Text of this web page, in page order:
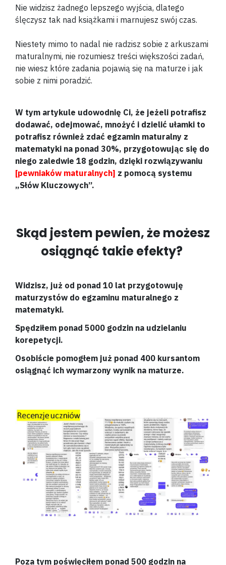
Nie widzisz żadnego lepszego wyjścia, dlatego
ślęczysz tak nad książkami i marnujesz swój czas.
Niestety mimo to nadal nie radzisz sobie z arkuszami
maturalnymi, nie rozumiesz treści większości zadań,
nie wiesz które zadania pojawią się na maturze i jak
sobie z nimi poradzić.
W tym artykule udowodnię Ci, że jeżeli potrafisz
dodawać, odejmować, mnożyć i dzielić ułamki to
potrafisz również zdać egzamin maturalny z
matematyki na ponad 30%, przygotowując się do
niego zaledwie 18 godzin, dzięki rozwiązywaniu
[pewniaków maturalnych] z pomocą systemu
„Słów Kluczowych”.
Skąd jestem pewien, że możesz
osiągnąć takie efekty?
Widzisz, już od ponad 10 lat przygotowuję
maturzystów do egzaminu maturalnego z
matematyki.
Spędziłem ponad 5000 godzin na udzielaniu
korepetycji.
Osobiście pomogłem już ponad 400 kursantom
osiągnąć ich wymarzony wynik na maturze.
Poza tym poświęciłem ponad 500 godzin na